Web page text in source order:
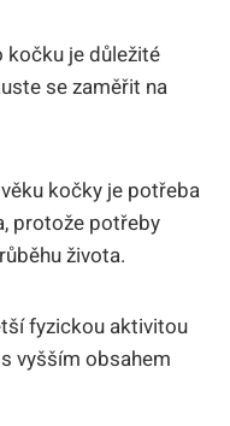
kočku je důležité
se zaměřit na
kočky je potřeba
protože potřeby
života.
fyzickou aktivitou
vyšším obsahem